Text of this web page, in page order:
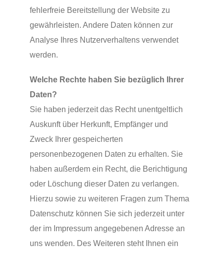
fehlerfreie Bereitstellung der Website zu
gewährleisten. Andere Daten können zur
Analyse Ihres Nutzerverhaltens verwendet
werden.
Welche Rechte haben Sie bezüglich Ihrer
Daten?
Sie haben jederzeit das Recht unentgeltlich
Auskunft über Herkunft, Empfänger und
Zweck Ihrer gespeicherten
personenbezogenen Daten zu erhalten. Sie
haben außerdem ein Recht, die Berichtigung
oder Löschung dieser Daten zu verlangen.
Hierzu sowie zu weiteren Fragen zum Thema
Datenschutz können Sie sich jederzeit unter
der im Impressum angegebenen Adresse an
uns wenden. Des Weiteren steht Ihnen ein